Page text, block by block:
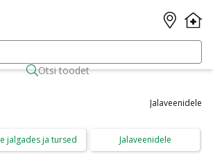
Otsi toodet
Jalaveenidele
jalgades ja tursed Jalaveenidele